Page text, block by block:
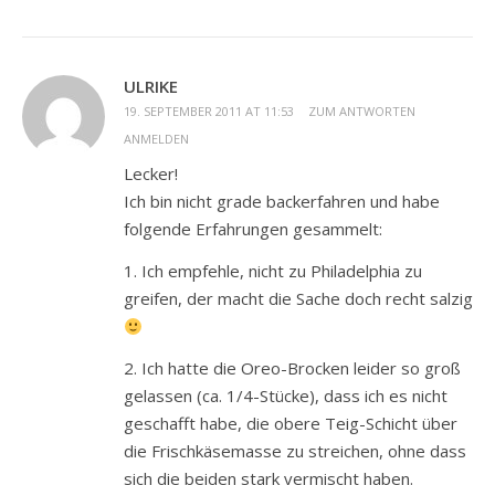
ULRIKE
19. SEPTEMBER 2011 AT 11:53
ZUM ANTWORTEN
ANMELDEN
Lecker!
Ich bin nicht grade backerfahren und habe
folgende Erfahrungen gesammelt:
1. Ich empfehle, nicht zu Philadelphia zu
greifen, der macht die Sache doch recht salzig
2. Ich hatte die Oreo-Brocken leider so groß
gelassen (ca. 1/4-Stücke), dass ich es nicht
geschafft habe, die obere Teig-Schicht über
die Frischkäsemasse zu streichen, ohne dass
sich die beiden stark vermischt haben.